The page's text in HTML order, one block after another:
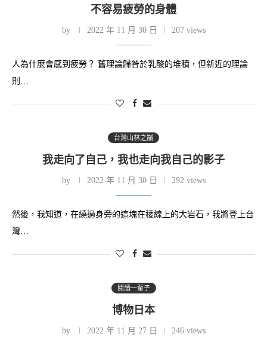
不容易疲勞的身體
by 2022 年 11 月 30 日 207 views
人為什麼會感到疲勞？ 舊理論歸咎於乳酸的堆積，但新近的理論
則…
台灣山林之巔
我走向了自己，我也走向我自己的影子
by 2022 年 11 月 30 日 292 views
然後，我知道，在繞過身旁的這塊在稜線上的大岩石，我將登上台
灣…
閱讀一輩子
博物日本
by 2022 年 11 月 27 日 246 views